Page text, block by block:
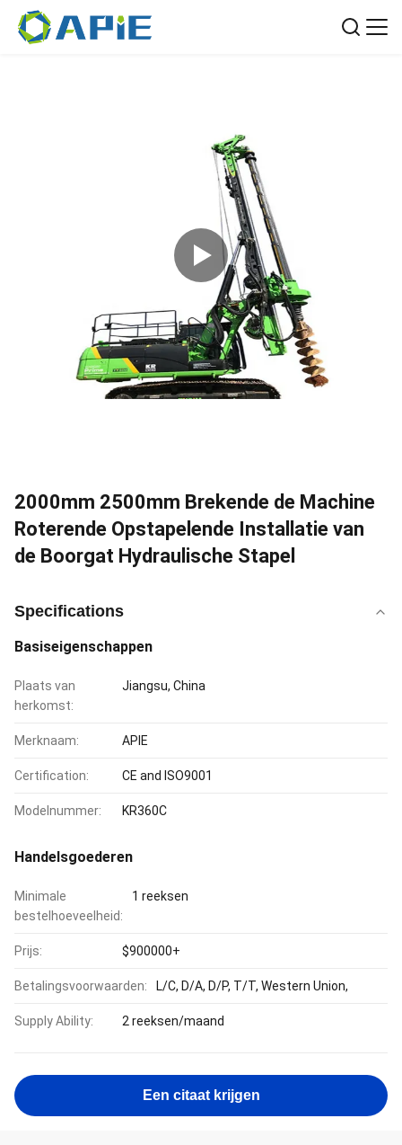
2000mm 2500mm Brekende de Machine
Roterende Opstapelende Installatie van
de Boorgat Hydraulische Stapel
Specifications
Basiseigenschappen
Plaats van
herkomst:
Jiangsu, China
Merknaam: APIE
Certification: CE and ISO9001
Modelnummer: KR360C
Handelsgoederen
Minimale
bestelhoeveelheid:
1 reeksen
Prijs: $900000+
Betalingsvoorwaarden: L/C, D/A, D/P, T/T, Western Union,
Supply Ability: 2 reeksen/maand
Een citaat krijgen